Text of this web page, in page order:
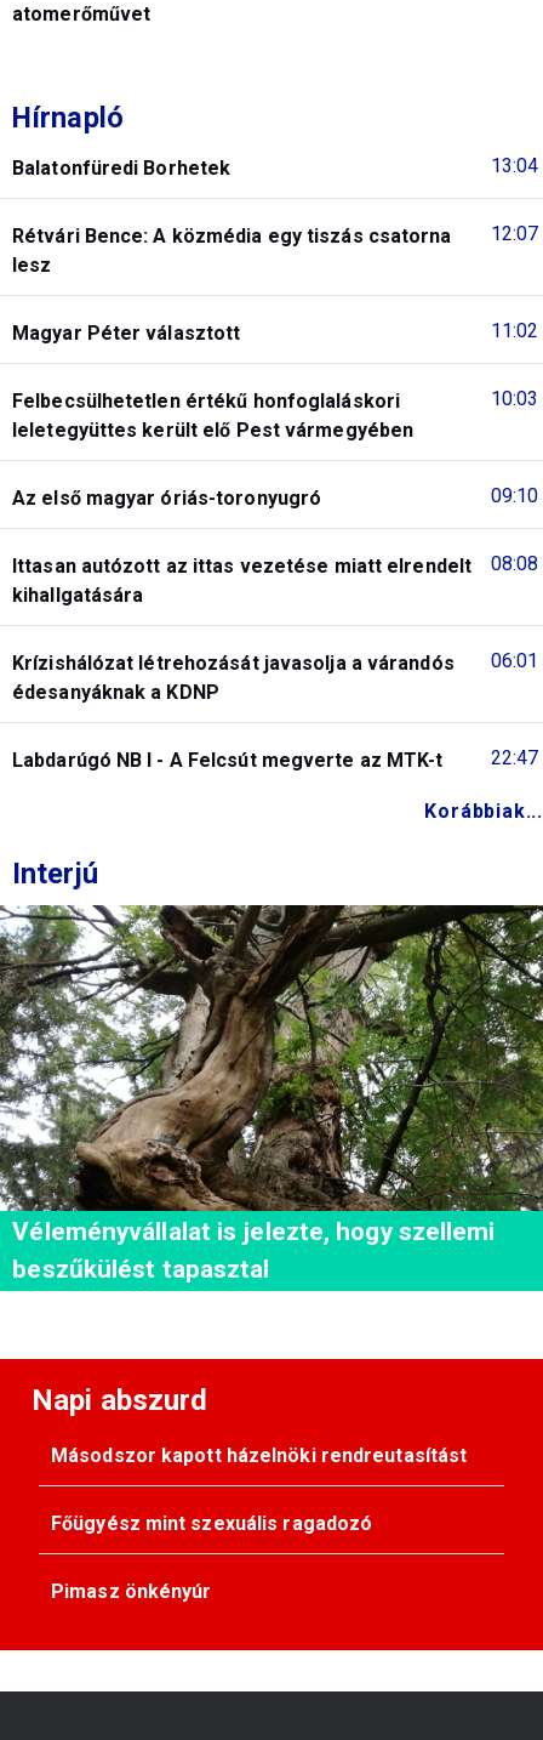
atomerőművet
Hírnapló
13:04
Balatonfüredi Borhetek
12:07
Rétvári Bence: A közmédia egy tiszás csatorna
lesz
11:02
Magyar Péter választott
10:03
Felbecsülhetetlen értékű honfoglaláskori
leletegyüttes került elő Pest vármegyében
09:10
Az első magyar óriás-toronyugró
08:08
Ittasan autózott az ittas vezetése miatt elrendelt
kihallgatására
06:01
Krízishálózat létrehozását javasolja a várandós
édesanyáknak a KDNP
22:47
Labdarúgó NB I - A Felcsút megverte az MTK-t
Korábbiak...
Interjú
Véleményvállalat is jelezte, hogy szellemi
beszűkülést tapasztal
Napi abszurd
Másodszor kapott házelnöki rendreutasítást
Főügyész mint szexuális ragadozó
Pimasz önkényúr